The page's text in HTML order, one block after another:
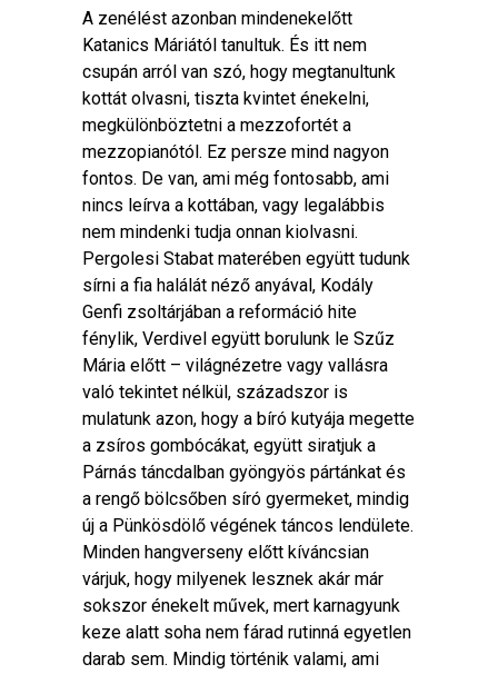
A zenélést azonban mindenekelőtt
Katanics Máriától tanultuk. És itt nem
csupán arról van szó, hogy megtanultunk
kottát olvasni, tiszta kvintet énekelni,
megkülönböztetni a mezzofortét a
mezzopianótól. Ez persze mind nagyon
fontos. De van, ami még fontosabb, ami
nincs leírva a kottában, vagy legalábbis
nem mindenki tudja onnan kiolvasni.
Pergolesi Stabat materében együtt tudunk
sírni a fia halálát néző anyával, Kodály
Genfi zsoltárjában a reformáció hite
fénylik, Verdivel együtt borulunk le Szűz
Mária előtt – világnézetre vagy vallásra
való tekintet nélkül, századszor is
mulatunk azon, hogy a bíró kutyája megette
a zsíros gombócákat, együtt siratjuk a
Párnás táncdalban gyöngyös pártánkat és
a rengő bölcsőben síró gyermeket, mindig
új a Pünkösdölő végének táncos lendülete.
Minden hangverseny előtt kíváncsian
várjuk, hogy milyenek lesznek akár már
sokszor énekelt művek, mert karnagyunk
keze alatt soha nem fárad rutinná egyetlen
darab sem. Mindig történik valami, ami